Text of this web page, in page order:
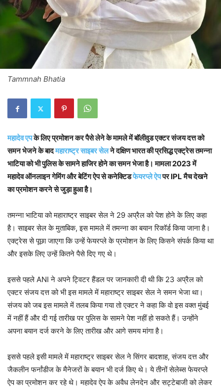
Tammnah Bhatia
महादेव एपके लिए प्रमोशन कर पैसे लेने के मामले में बॉलीवुड एक्टर संजय दत्त को
समन भेजने के बादमहाराष्ट्र साइबर सेलने दक्षिण भारत की प्रसिद्ध एक्ट्रेस तमन्ना
भाटिया को भी पुलिस के सामने हाजिर होने का समन भेजा है। मामला 2023 में
महादेव ऑनलाइन गेमिंग और बेटिंग ऐप से कनेक्टिडफेयरप्ले ऐपपर IPL मैच देखने
का प्रमोशन करने से जुड़ा हुआ है।
तमन्ना भाटिया को महाराष्ट्र साइबर सेल ने 29 अप्रैल को पेश होने के लिए कहा
है। साइबर सेल के मुताबिक, इस मामले में तमन्ना का बयान रिकॉर्ड किया जाना है।
एक्ट्रेस से पूछा जाएगा कि उन्हें फेयरप्ले के प्रमोशन के लिए किसने संपर्क किया था
और इसके लिए उन्हें कितने पैसे दिए गए थे।
इससे पहले ANI ने अपने ट्विटर हैंडल पर जानकारी दी थी कि 23 अप्रैल को
एक्टर संजय दत्त को भी इस मामले में महाराष्ट्र साइबर सेल ने समन भेजा था।
संजय को जब इस मामले में तलब किया गया तो एक्टर ने कहा कि वो इस वक्त मुंबई
में नहीं हैं और दी गई तारीख पर पुलिस के सामने पेश नहीं हो सकते हैं। उन्होंने
अपना बयान दर्ज करने के लिए तारीख और आगे समय मांगा है।
इससे पहले इसी मामले में महाराष्ट्र साइबर सेल ने सिंगर बादशाह, संजय दत्त और
जैकलीन फर्नांडीज के मैनेजरों के बयान भी दर्ज किए थे। ये तीनों सेलेब्स फेयरप्ले
ऐप का प्रमोशन कर रहे थे। महादेव ऐप के अवैध लेनदेन और सट्टेबाजी को लेकर